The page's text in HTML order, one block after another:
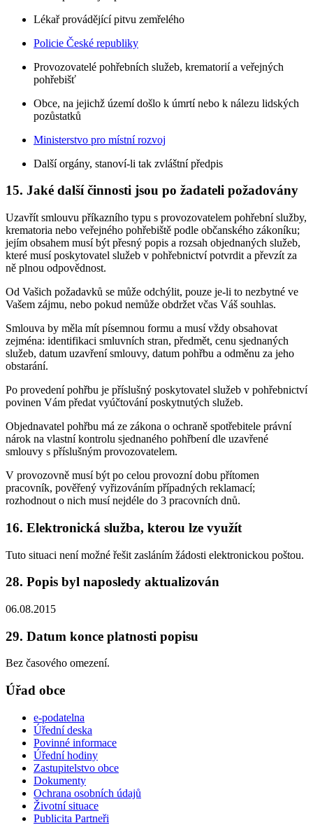
Lékař provádějící pitvu zemřelého
Policie České republiky
Provozovatelé pohřebních služeb, krematorií a veřejných
pohřebišť
Obce, na jejichž území došlo k úmrtí nebo k nálezu lidských
pozůstatků
Ministerstvo pro místní rozvoj
Další orgány, stanoví-li tak zvláštní předpis
15. Jaké další činnosti jsou po žadateli požadovány
Uzavřít smlouvu příkazního typu s provozovatelem pohřební služby,
krematoria nebo veřejného pohřebiště podle občanského zákoníku;
jejím obsahem musí být přesný popis a rozsah objednaných služeb,
které musí poskytovatel služeb v pohřebnictví potvrdit a převzít za
ně plnou odpovědnost.
Od Vašich požadavků se může odchýlit, pouze je-li to nezbytné ve
Vašem zájmu, nebo pokud nemůže obdržet včas Váš souhlas.
Smlouva by měla mít písemnou formu a musí vždy obsahovat
zejména: identifikaci smluvních stran, předmět, cenu sjednaných
služeb, datum uzavření smlouvy, datum pohřbu a odměnu za jeho
obstarání.
Po provedení pohřbu je příslušný poskytovatel služeb v pohřebnictví
povinen Vám předat vyúčtování poskytnutých služeb.
Objednavatel pohřbu má ze zákona o ochraně spotřebitele právní
nárok na vlastní kontrolu sjednaného pohřbení dle uzavřené
smlouvy s příslušným provozovatelem.
V provozovně musí být po celou provozní dobu přítomen
pracovník, pověřený vyřizováním případných reklamací;
rozhodnout o nich musí nejdéle do 3 pracovních dnů.
16. Elektronická služba, kterou lze využít
Tuto situaci není možné řešit zasláním žádosti elektronickou poštou.
28. Popis byl naposledy aktualizován
06.08.2015
29. Datum konce platnosti popisu
Bez časového omezení.
Úřad obce
e-podatelna
Úřední deska
Povinné informace
Úřední hodiny
Zastupitelstvo obce
Dokumenty
Ochrana osobních údajů
Životní situace
Publicita Partneři